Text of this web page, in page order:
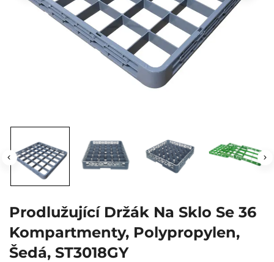
Prodlužující Držák Na Sklo Se 36
Kompartmenty, Polypropylen,
Šedá, ST3018GY